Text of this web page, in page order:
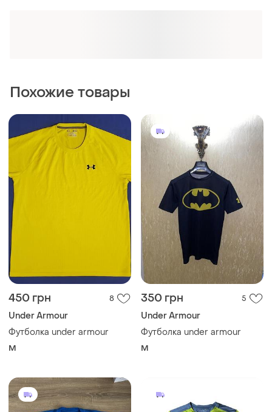
450 грн
Under Armour
Футболка under armour
M
350 грн 5
Under Armour
Футболка under armour
M